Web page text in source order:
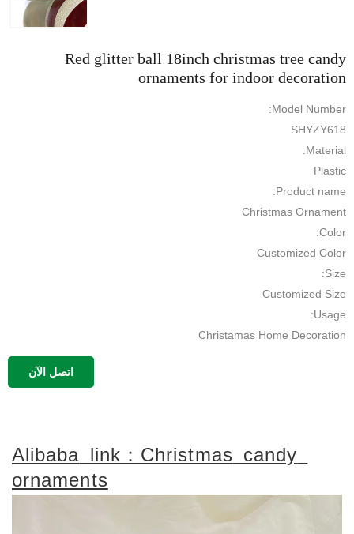
Red glitter ball 18inch christmas tree candy
ornaments for indoor decoration
Model Number:
SHYZY618
Material:
Plastic
Product name:
Christmas Ornament
Color:
Customized Color
Size:
Customized Size
Usage:
Christamas Home Decoration
Chirstmas Decor
Popular Christmas Gift
اتصل الآن
Alibaba link：Christmas candy
ornaments